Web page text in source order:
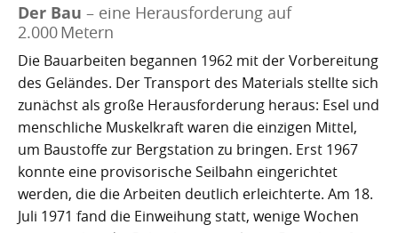
Tacoronte
Tegueste
Der Bau – eine Herausforderung auf
2.000 Metern
Die Bauarbeiten begannen 1962 mit der Vorbereitung
des Geländes. Der Transport des Materials stellte sich
zunächst als große Herausforderung heraus: Esel und
menschliche Muskelkraft waren die einzigen Mittel,
um Baustoffe zur Bergstation zu bringen. Erst 1967
konnte eine provisorische Seilbahn eingerichtet
werden, die die Arbeiten deutlich erleichterte. Am 18.
Juli 1971 fand die Einweihung statt, wenige Wochen